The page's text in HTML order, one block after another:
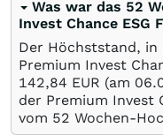
Was war das 52
Invest Chance ESG
Der Höchststand,
Premium Invest
142,84 EUR (am
der Premium Invest
vom 52 Wochen-